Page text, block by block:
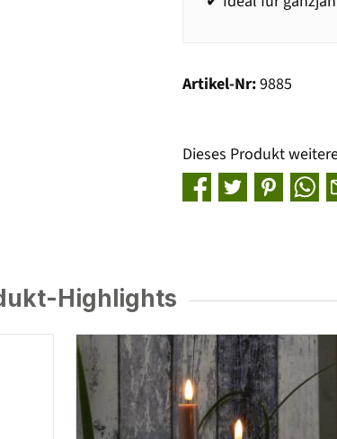
Artikel-Nr:9885
Dieses Produkt
Highlights